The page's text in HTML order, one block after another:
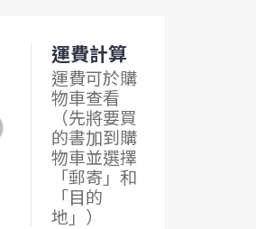
運費計算
運費可於購
物車查看
（先將要買
的書加到購
物車並選擇
「郵寄」和
「目的
地」）